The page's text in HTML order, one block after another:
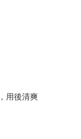
用後清爽